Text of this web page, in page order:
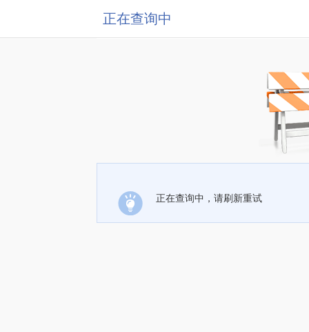
正在查询中
正在查询中，请刷新重试